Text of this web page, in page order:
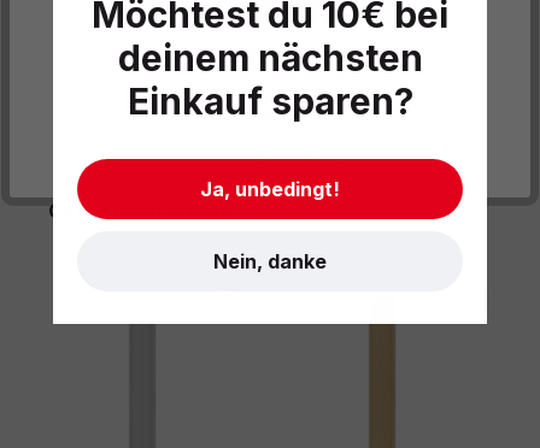
Informationen und Hinweise
Produktgalerie überspringen
Gleich mitbestellen
Datenschutzeinstellungen
Cookies akzeptieren
- Impressum - AGB - Datenschutz
Möchtest du 10€ bei
deinem nächsten
Einkauf sparen?
Ja, unbedingt!
Nein, danke